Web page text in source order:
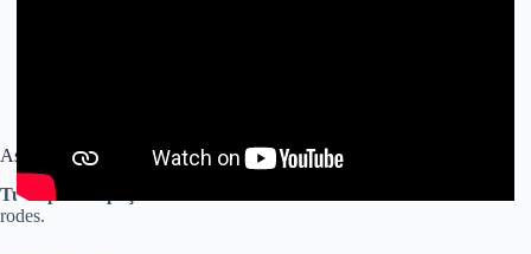
Assoliments/Trofeus Wolfenstein II – The New Colossus
Tullit però capaç
rodes.